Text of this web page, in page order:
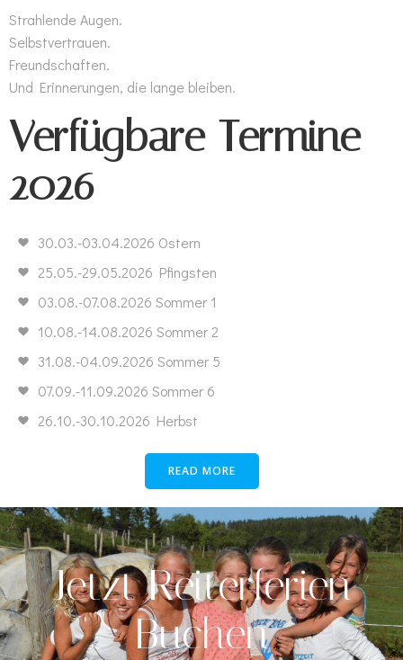
Strahlende Augen.
Selbstvertrauen.
Freundschaften.
Und Erinnerungen, die lange bleiben.
Verfügbare Termine
2026
30.03.-03.04.2026 Ostern
25.05.-29.05.2026 Pfingsten
03.08.-07.08.2026 Sommer 1
10.08.-14.08.2026 Sommer 2
31.08.-04.09.2026 Sommer 5
07.09.-11.09.2026 Sommer 6
26.10.-30.10.2026 Herbst
READ MORE
Jetzt Reiterferien
Buchen